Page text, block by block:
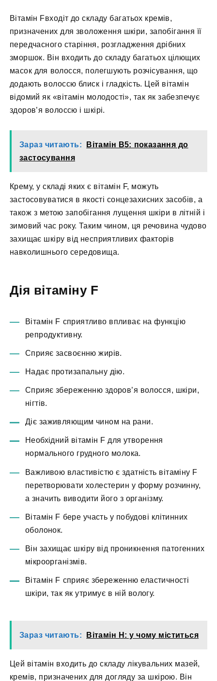
Вітамін Fвходіт до складу багатьох кремів,
призначених для зволоження шкіри, запобігання її
передчасного старіння, розгладження дрібних
зморшок. Він входить до складу багатьох цілющих
масок для волосся, полегшують розчісування, що
додають волоссю блиск і гладкість. Цей вітамін
відомий як «вітамін молодості», так як забезпечує
здоров’я волоссю і шкірі.
Зараз читають:
Вітамін B5: показання до
застосування
Крему, у складі яких є вітамін F, можуть
застосовуватися в якості сонцезахисних засобів, а
також з метою запобігання лущення шкіри в літній і
зимовий час року. Таким чином, ця речовина чудово
захищає шкіру від несприятливих факторів
навколишнього середовища.
Дія вітаміну F
Вітамін F сприятливо впливає на функцію
репродуктивну.
Сприяє засвоєнню жирів.
Надає протизапальну дію.
Сприяє збереженню здоров’я волосся, шкіри,
нігтів.
Діє заживляющим чином на рани.
Необхідний вітамін F для утворення
нормального грудного молока.
Важливою властивістю є здатність вітаміну F
перетворювати холестерин у форму розчинну,
а значить виводити його з організму.
Вітамін F бере участь у побудові клітинних
оболонок.
Він захищає шкіру від проникнення патогенних
мікроорганізмів.
Вітамін F сприяє збереженню еластичності
шкіри, так як утримує в ній вологу.
Зараз читають: Вітамін H: у чому міститься
Цей вітамін входить до складу лікувальних мазей,
кремів, призначених для догляду за шкірою. Він